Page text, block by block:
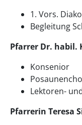
1. Vors.
Begleitung
Pfarrer Dr. habil.
Konsenior
Lektoren-
Pfarrerin Teresa